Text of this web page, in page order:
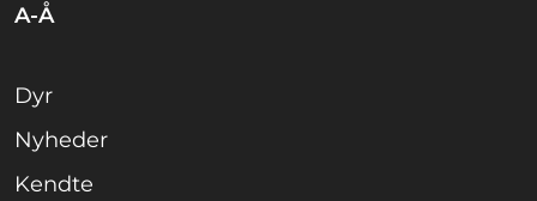
A-Å
Dyr
Nyheder
Kendte